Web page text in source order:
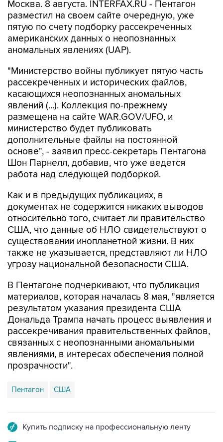
пятую по счету подборку рассекреченных
американских данных о неопознанных
аномальных явлениях (UAP).
"Министерство войны публикует пятую часть
касающихся неопознанных аномальных
явлений (...). Коллекция по-прежнему
размещена на сайте WAR.GOV/UFO, и
министерство будет публиковать
дополнительные файлы на постоянной
основе", - заявил пресс-секретарь Пентагона
Шон Парнелл, добавив, что уже ведется
работа над следующей подборкой.
Как и в предыдущих публикациях, в
относительно того, считает ли правительство
США, что данные об НЛО свидетельствуют о
существовании инопланетной жизни. В них
также не указывается, представляют ли НЛО
угрозу национальной безопасности США.
В Пентагоне подчеркивают, что публикация
результатом указания президента США
Дональда Трампа начать процесс выявления и
рассекречивания правительственных файлов,
связанных с неопознанными аномальными
явлениями, в интересах обеспечения полной
прозрачности".
Пентагон США
Подписаться на рассылку главных новостей сайта